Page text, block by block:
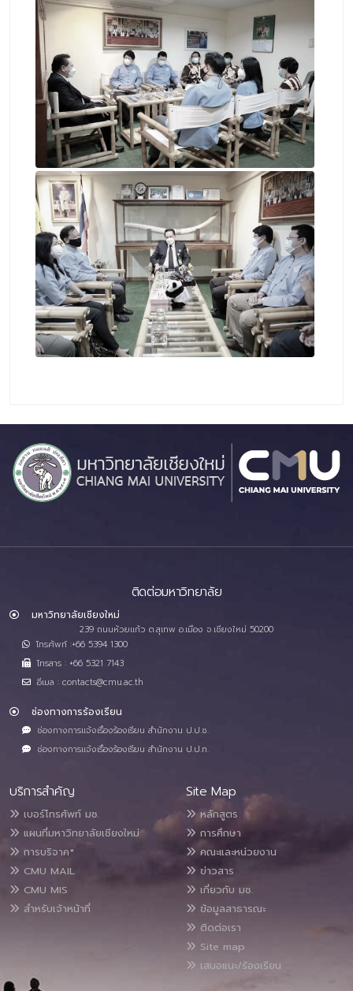
ติดต่อมหาวิทยาลัย
มหาวิทยาลัยเชียงใหม่
239 ถนนห้วยแก้ว ต.สุเทพ อ.เมือง จ.เชียงใหม่ 50200
โทรศัพท์ :+66 5394 1300
โทรสาร : +66 5321 7143
อีเมล : contacts@cmu.ac.th
ช่องทางการร้องเรียน
ช่องทางการแจ้งเรื่องร้องเรียน สำนักงาน ป.ป.ช.
ช่องทางการแจ้งเรื่องร้องเรียน สำนักงาน ป.ป.ท.
บริการสำคัญ
เบอร์โทรศัพท์ มช.
แผนที่มหาวิทยาลัยเชียงใหม่
การบริจาค*
CMU MAIL
CMU MIS
สำหรับเจ้าหน้าที่
Site Map
หลักสูตร
การศึกษา
คณะและหน่วยงาน
ข่าวสาร
เกี่ยวกับ มช.
ข้อมูลสาธารณะ
ติดต่อเรา
Site map
เสนอแนะ/ร้องเรียน